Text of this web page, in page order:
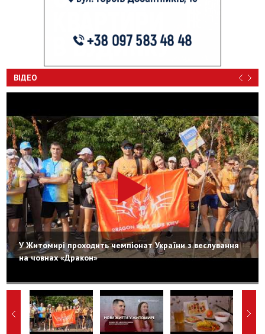
ВІДЕО
У Житомирі проходить чемпіонат України з веслування
на човнах «Дракон»